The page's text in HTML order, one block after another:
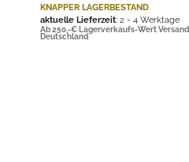
KNAPPER LAGERBESTAND
aktuelle Lieferzeit: 2 - 4 Werktage
Ab 250,-€ Lagerverkaufs-Wert
Deutschland